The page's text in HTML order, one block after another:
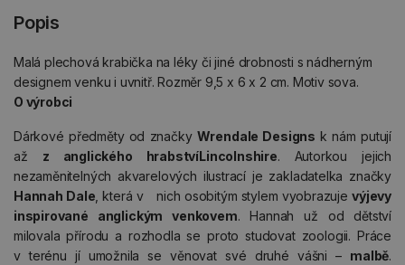
Popis
Malá plechová krabička na léky či jiné drobnosti s nádherným
designem venku i uvnitř. Rozměr 9,5 x 6 x 2 cm. Motiv sova.
O výrobci
Dárkové předměty od značky Wrendale Designs k nám putují
až z anglického hrabstvíLincolnshire. Autorkou jejich
nezaměnitelných akvarelových ilustrací je zakladatelka značky
Hannah Dale , která v nich osobitým stylem vyobrazujevýjevy
inspirované anglickým venkovem. Hannah už od dětství
milovala přírodu a rozhodla se proto studovat zoologii. Práce
v terénu jí umožnila se věnovat své druhé vášni – malbě.